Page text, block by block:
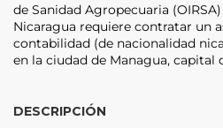
de Sanidad Agropecuaria
Nicaragua requiere contratar un
contabilidad (de nacionalidad
en la ciudad de Managua, capital
DESCRIPCIÓN